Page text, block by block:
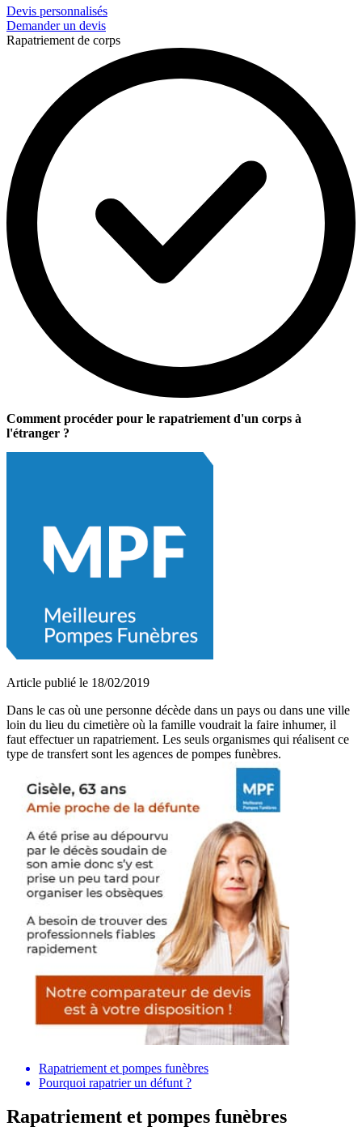
Devis personnalisés
Demander un devis
Rapatriement de corps
Comment procéder pour le rapatriement d'un corps à
l'étranger ?
Article publié le 18/02/2019
Dans le cas où une personne décède dans un pays ou dans une ville
loin du lieu du cimetière où la famille voudrait la faire inhumer, il
faut effectuer un rapatriement. Les seuls organismes qui réalisent ce
type de transfert sont les agences de pompes funèbres.
Rapatriement et pompes funèbres
Pourquoi rapatrier un défunt ?
Rapatriement et pompes funèbres